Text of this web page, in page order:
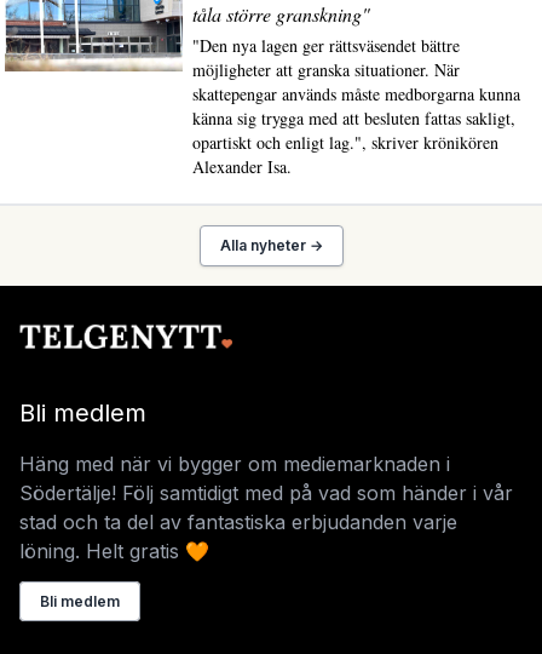
tåla större granskning"
"Den nya lagen ger rättsväsendet bättre
möjligheter att granska situationer. När
skattepengar används måste medborgarna kunna
känna sig trygga med att besluten fattas sakligt,
opartiskt och enligt lag.", skriver krönikören
Alexander Isa.
Alla nyheter →
Bli medlem
Häng med när vi bygger om mediemarknaden i
Södertälje! Följ samtidigt med på vad som händer i vår
stad och ta del av fantastiska erbjudanden varje
löning. Helt gratis 🧡
Bli medlem